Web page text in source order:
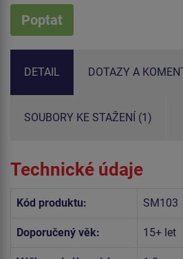
Poptat
DETAIL DOTAZY A
SOUBORY KE STAŽENÍ (1)
Technické údaje
Kód produktu: SM103
Doporučený věk: 15+ let